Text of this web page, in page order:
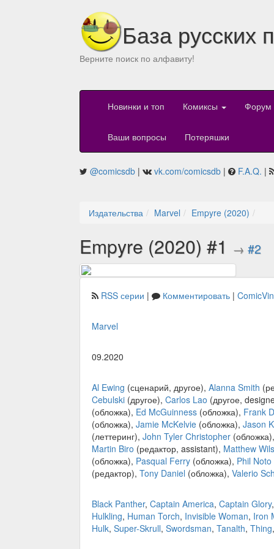
База русских
Верните поиск по алфавиту!
Новинки и топ Комиксы Форум
Ваши вопросы Потеряшки
@comicsdb | vk.com/comicsdb | F.A.Q. |
Издательства Marvel Empyre (2020)
Empyre (2020) #1 → #2
RSS серии | Комментировать |
Marvel
09.2020
Al Ewing (сценарий, другое), Alanna Smith
Cebulski (другое), Carlos Lao (другое,
(обложка), Ed McGuinness (обложка), Frank
(обложка), Jamie McKelvie (обложка), Jason
(леттеринг), John Tyler Christopher
Martin Biro (редактор, assistant), Matthew
(обложка), Pasqual Ferry (обложка), Phil Noto
(редактор), Tony Daniel (обложка), Valerio
Black Panther, Captain America, Captain Glory
Hulkling, Human Torch, Invisible Woman, Iron
Hulk, Super-Skrull, Swordsman, Tanalth, Thing